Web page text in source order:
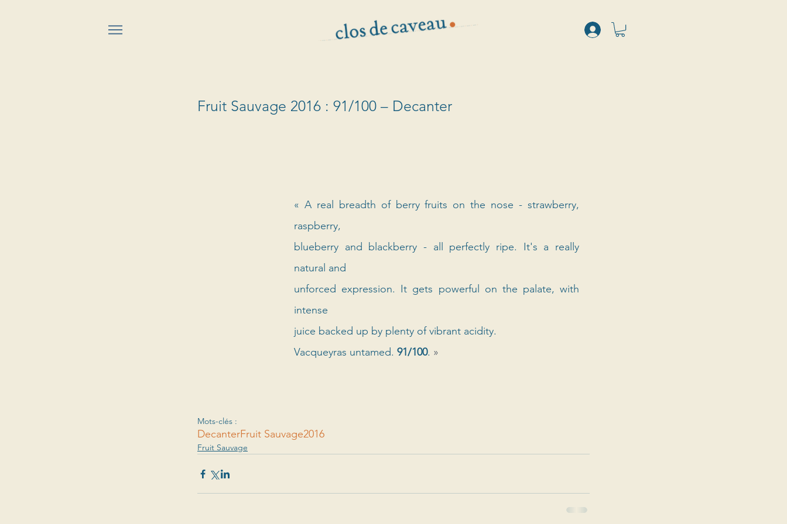
Fruit Sauvage 2016 : 91/100 – Decanter
« A real breadth of berry fruits on the nose - strawberry,
raspberry,
blueberry and blackberry - all perfectly ripe. It's a really
natural and
unforced expression. It gets powerful on the palate, with
intense
juice backed up by plenty of vibrant acidity.
Vacqueyras untamed. 91/100. »
Mots-clés :
DecanterFruit Sauvage2016
Fruit Sauvage